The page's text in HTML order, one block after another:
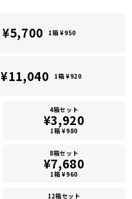
¥5,700 1箱 ¥950
¥11,040 1箱 ¥920
4箱セット
¥3,920
1箱 ¥980
8箱セット
¥7,680
1箱 ¥960
12箱セット